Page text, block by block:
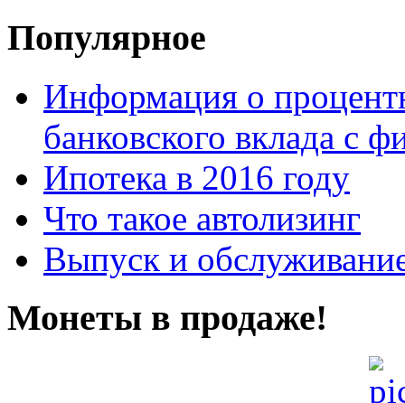
Популярное
Информация о
банковского вклада с
Ипотека в 2016 году
Что такое автолизинг
Выпуск и
Монеты в продаже!